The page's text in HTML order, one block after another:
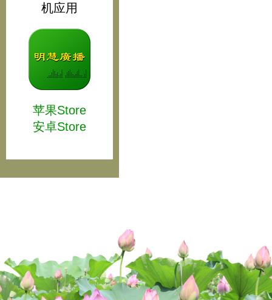
机应用
苹果Store
安卓Store